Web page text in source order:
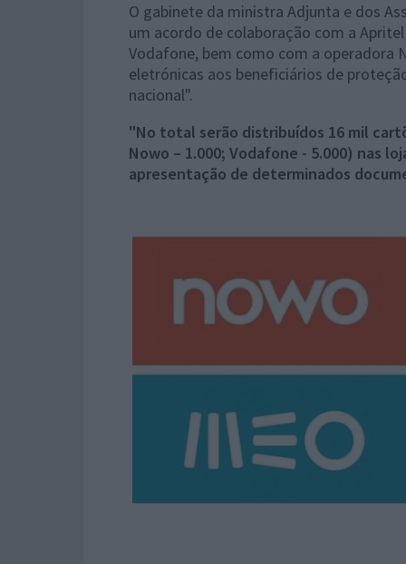
O gabinete da ministra Adjunta e dos
um acordo de colaboração com a
Vodafone, bem como com a operadora
eletrónicas aos beneficiários de
nacional".
"No total serão distribuídos 16 mil
Nowo – 1.000; Vodafone - 5.000) nas
apresentação de determinados